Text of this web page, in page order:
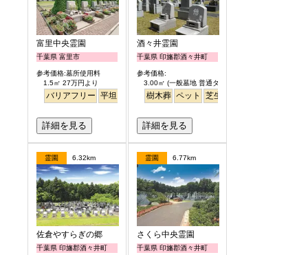
富里中央霊園
千葉県 富里市
参考価格:墓所使用料
1.5㎡ 27万円より
バリアフリー 平坦
詳細を見る
酒々井霊園
千葉県 印旛郡酒々井町
参考価格:
3.00㎡ (一般墓地 普通タイプ) 25万円より
樹木葬 ペット 芝生
詳細を見る
霊園 6.32km
佐倉やすらぎの郷
千葉県 印旛郡酒々井町
霊園 6.77km
さくら中央霊園
千葉県 印旛郡酒々井町